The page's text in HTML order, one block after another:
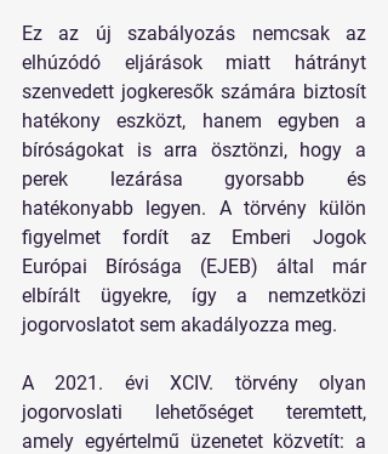
Ez az új szabályozás nemcsak az
elhúzódó eljárások miatt hátrányt
szenvedett jogkeresők számára biztosít
hatékony eszközt, hanem egyben a
bíróságokat is arra ösztönzi, hogy a
perek lezárása gyorsabb és
hatékonyabb legyen. A törvény külön
figyelmet fordít az Emberi Jogok
Európai Bírósága (EJEB) által már
elbírált ügyekre, így a nemzetközi
jogorvoslatot sem akadályozza meg.
A 2021. évi XCIV. törvény olyan
jogorvoslati lehetőséget teremtett,
amely egyértelmű üzenetet közvetít: a